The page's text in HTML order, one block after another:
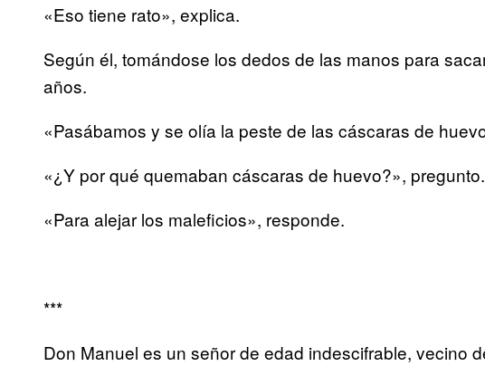
«Eso tiene rato», explica.
Según él, tomándose los dedos de las manos para
años.
«Pasábamos y se olía la peste de las cáscaras de
«¿Y por qué quemaban cáscaras de huevo?», pregunto.
«Para alejar los maleficios», responde.
***
Don Manuel es un señor de edad indescifrable, vecino